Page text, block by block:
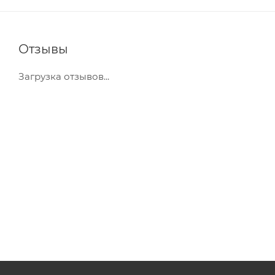
Отзывы
Загрузка отзывов...